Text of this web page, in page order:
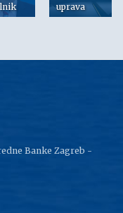
uprava
Banke Zagreb -